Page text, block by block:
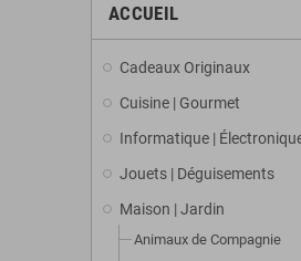
ACCUEIL
Cadeaux Originaux
Cuisine | Gourmet
Informatique |
Jouets | Déguisements
Maison | Jardin
Animaux de Compagnie